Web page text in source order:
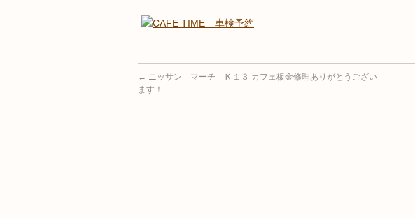
← ニッサン マーチ Ｋ１３ カフェ板金修理ありがとうござい
ます！